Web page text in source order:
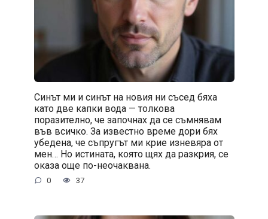
Синът ми и синът на новия ни съсед бяха
като две капки вода — толкова
поразително, че започнах да се съмнявам
във всичко. За известно време дори бях
убедена, че съпругът ми крие изневяра от
мен… Но истината, която щях да разкрия, се
оказа още по-неочаквана.
0 37